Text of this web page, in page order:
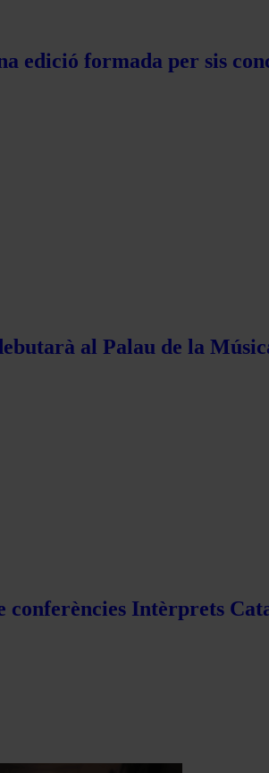
edició formada per sis
al Palau de la
conferències Intèrprets